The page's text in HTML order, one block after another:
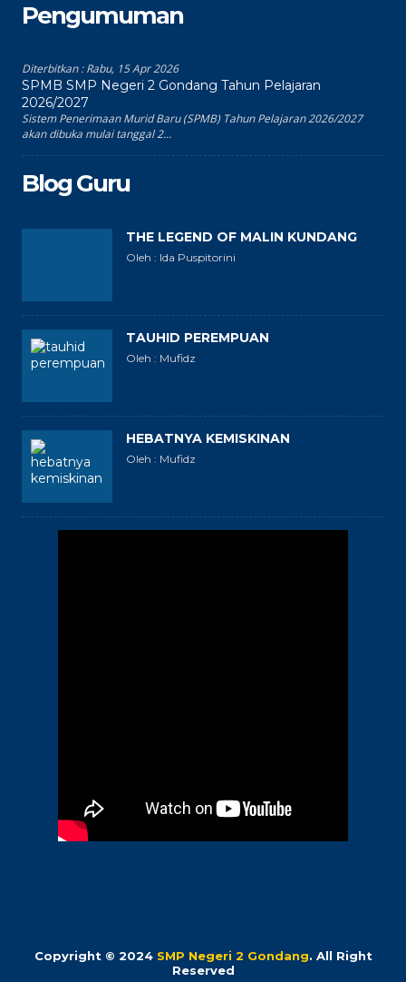
Pengumuman
Diterbitkan :Rabu, 15 Apr 2026
SPMB SMP Negeri 2 Gondang Tahun Pelajaran
2026/2027
Sistem Penerimaan Murid Baru (SPMB) Tahun Pelajaran 2026/2027
akan dibuka mulai tanggal 2...
Blog Guru
THE LEGEND OF MALIN KUNDANG
Oleh : Ida Puspitorini
TAUHID PEREMPUAN
Oleh : Mufidz
HEBATNYA KEMISKINAN
Oleh : Mufidz
Copyright © 2024 SMP Negeri 2 Gondang. All Right
Reserved